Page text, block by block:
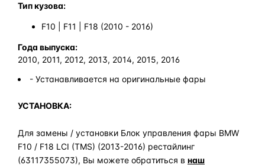
Тип кузова:
F10 | F11 | F18 (2010 - 2016)
Года выпуска:
2010, 2011, 2012, 2013, 2014, 2015, 2016
- Устанавливается на оригинальные фары
УСТАНОВКА:
Для замены / установки Блок управления фары BMW
F10 / F18 LCI (TMS) (2013-2016) рестайлинг
(63117355073), Вы можете обратиться в наш